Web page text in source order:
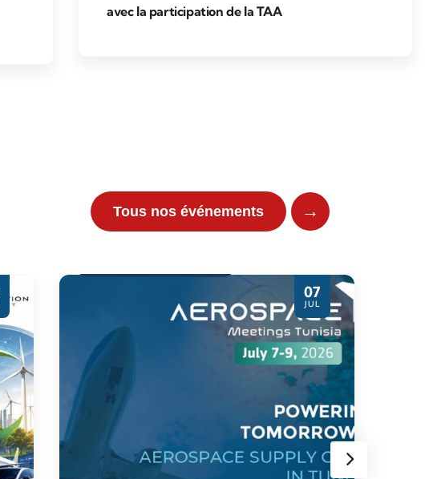
avec la participation de la TAA
Tous nos événements →
07
JUL